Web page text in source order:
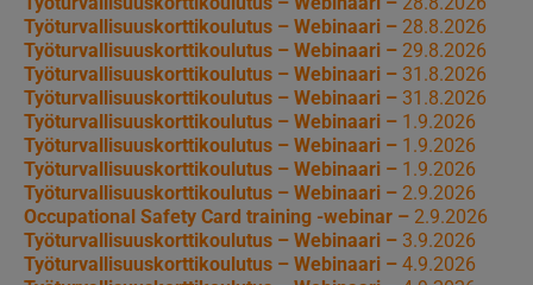
Työturvallisuuskorttikoulutus – Webinaari – 28.8.2026
Työturvallisuuskorttikoulutus – Webinaari – 29.8.2026
Työturvallisuuskorttikoulutus – Webinaari – 31.8.2026
Työturvallisuuskorttikoulutus – Webinaari – 31.8.2026
Työturvallisuuskorttikoulutus – Webinaari – 1.9.2026
Työturvallisuuskorttikoulutus – Webinaari – 1.9.2026
Työturvallisuuskorttikoulutus – Webinaari – 1.9.2026
Työturvallisuuskorttikoulutus – Webinaari – 2.9.2026
Occupational Safety Card training -webinar – 2.9.2026
Työturvallisuuskorttikoulutus – Webinaari – 3.9.2026
Työturvallisuuskorttikoulutus – Webinaari – 4.9.2026